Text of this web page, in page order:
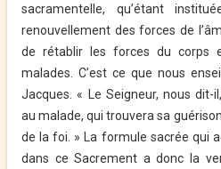
sacramentelle, qu’étant
renouvellement des forces de
de rétablir les forces du corps
malades. C’est ce que nous
Jacques. « Le Seigneur, nous
au malade, qui trouvera sa
de la foi. » La formule sacrée qui
dans ce Sacrement a donc la